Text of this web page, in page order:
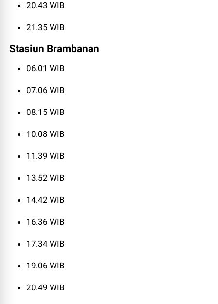
20.43 WIB
21.35 WIB
Stasiun Brambanan
06.01 WIB
07.06 WIB
08.15 WIB
10.08 WIB
11.39 WIB
13.52 WIB
14.42 WIB
16.36 WIB
17.34 WIB
19.06 WIB
20.49 WIB